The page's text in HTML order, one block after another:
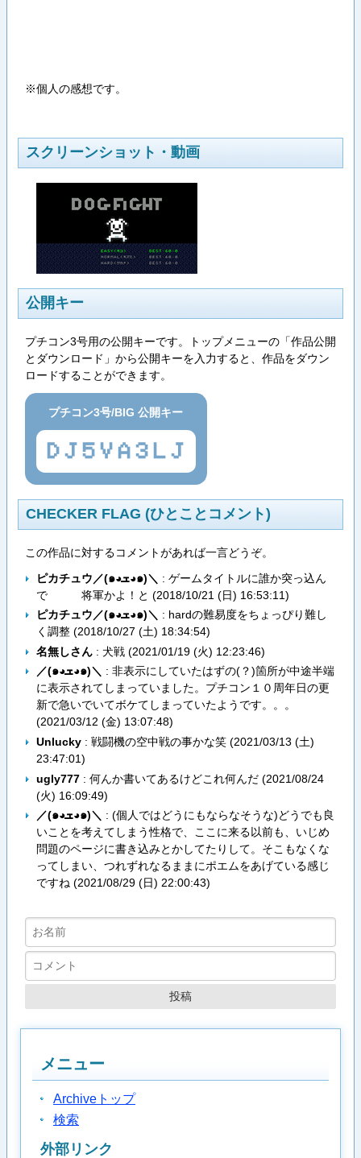
※個人の感想です。
スクリーンショット・動画
公開キー
プチコン3号用の公開キーです。トップメニューの「作品公開
とダウンロード」から公開キーを入力すると、作品をダウン
ロードすることができます。
プチコン3号/BIG 公開キー
DJ5VA3LJ
CHECKER FLAG (ひとことコメント)
この作品に対するコメントがあれば一言どうぞ。
ピカチュウ／(๑◕ܫ◕๑)＼ : ゲームタイトルに誰か突っ込ん
で 将軍かよ！と (2018/10/21 (日) 16:53:11)
ピカチュウ／(๑◕ܫ◕๑)＼ : hardの難易度をちょっぴり難し
く調整 (2018/10/27 (土) 18:34:54)
名無しさん: 犬戦 (2021/01/19 (火) 12:23:46)
／(๑◕ܫ◕๑)＼ : 非表示にしていたはずの(？)箇所が中途半端
に表示されてしまっていました。プチコン１０周年日の更
新で急いでいてボケてしまっていたようです。。。
(2021/03/12 (金) 13:07:48)
Unlucky: 戦闘機の空中戦の事かな笑 (2021/03/13 (土)
23:47:01)
ugly777: 何んか書いてあるけどこれ何んだ (2021/08/24
(火) 16:09:49)
／(๑◕ܫ◕๑)＼ : (個人ではどうにもならなそうな)どうでも良
いことを考えてしまう性格で、ここに来る以前も、いじめ
問題のページに書き込みとかしてたりして。そこもなくな
ってしまい、つれずれなるままにポエムをあげている感じ
ですね (2021/08/29 (日) 22:00:43)
メニュー
Archiveトップ
検索
外部リンク